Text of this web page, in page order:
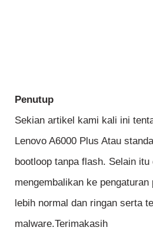
Penutup
Sekian artikel kami kali ini
Lenovo A6000 Plus Atau
bootloop tanpa flash. Selain itu
mengembalikan ke
lebih normal dan ringan serta
malware.Terimakasih